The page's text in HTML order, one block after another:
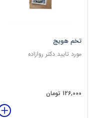
تخم هویج
مورد تایید دکتر روازاده
126,000 تومان